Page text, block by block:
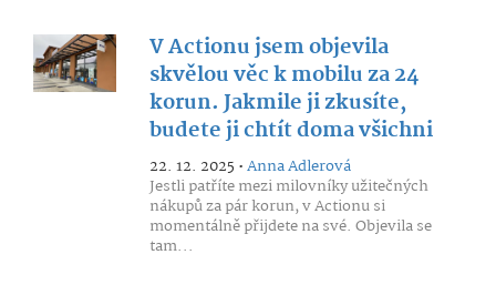
V Actionu jsem objevila
skvělou věc k mobilu za 24
korun. Jakmile ji zkusíte,
budete ji chtít doma všichni
22. 12. 2025 •Anna Adlerová
Jestli patříte mezi milovníky užitečných
nákupů za pár korun, v Actionu si
momentálně přijdete na své. Objevila se
tam...